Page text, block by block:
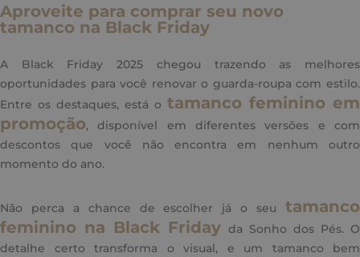
Aproveite para comprar seu novo
tamanco na Black Friday
A Black Friday 2025 chegou trazendo as melhores
oportunidades para você renovar o guarda-roupa com estilo.
Entre os destaques, está o tamanco feminino em
promoção, disponível em diferentes versões e com
descontos que você não encontra em nenhum outro
momento do ano.
Não perca a chance de escolher já o seu tamanco
feminino na Black Friday da Sonho dos Pés. O
detalhe certo transforma o visual, e um tamanco bem